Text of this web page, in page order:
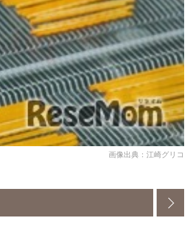
画像出典：江崎グリコ